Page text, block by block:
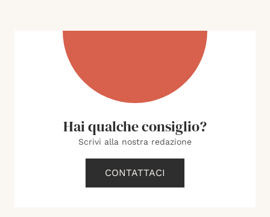
Hai qualche consiglio?
Scrivi alla nostra redazione
CONTATTACI